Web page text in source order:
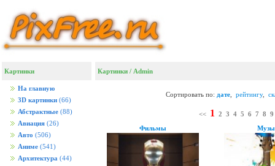
Картинки
На главную
3D картинки (66)
Абстрактные (88)
Авиация (26)
Авто (506)
Аниме (541)
Архитектура (44)
Картинки / Admin
Сортировать по: дате рейтингу,
<< 1 2 3 4 5 6 7 8 9
Фильмы